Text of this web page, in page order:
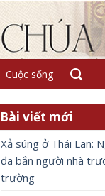
Cuộc sống
Bài viết mới
Xả súng ở Thái Lan:
đã bắn người nhà
trường